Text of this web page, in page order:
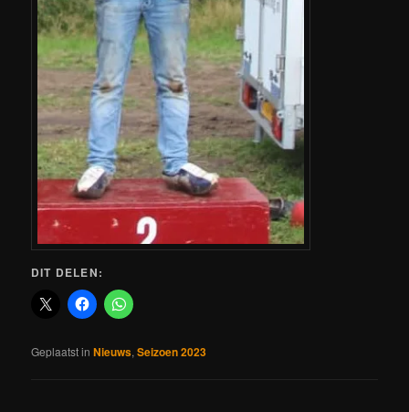
DIT DELEN:
Geplaatst in Nieuws,Seizoen 2023